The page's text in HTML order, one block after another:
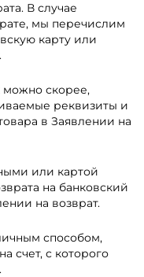
В случае
мы перечислим
карту или
можно скорее,
реквизиты и
в Заявлении на
или картой
на банковский
на возврат.
способом,
счет, с которого